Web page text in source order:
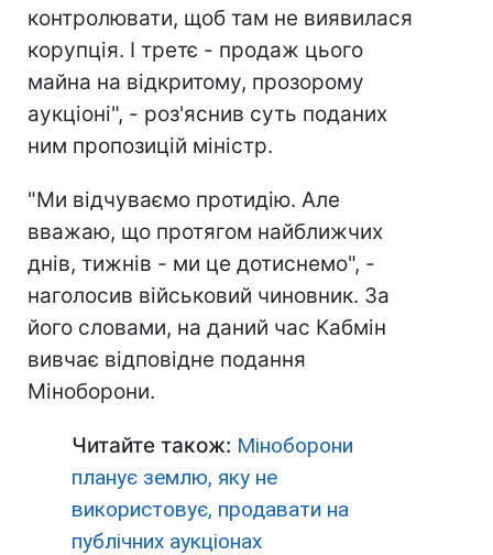
контролювати, щоб там не виявилася
корупція. І третє - продаж цього
майна на відкритому, прозорому
аукціоні", - роз'яснив суть поданих
ним пропозицій міністр.
"Ми відчуваємо протидію. Але
вважаю, що протягом найближчих
днів, тижнів - ми це дотиснемо", -
наголосив військовий чиновник. За
його словами, на даний час Кабмін
вивчає відповідне подання
Міноборони.
Читайте також: Міноборони
планує землю, яку не
використовує, продавати на
публічних аукціонах